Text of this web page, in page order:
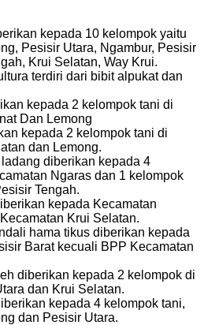
kepada 10 kelompok yaitu
Pesisir Utara, Ngambur, Pesisir
Krui Selatan, Way Krui.
terdiri dari bibit alpukat dan
kepada 2 kelompok tani di
Dan Lemong
kepada 2 kelompok tani di
dan Lemong.
diberikan kepada 4
Ngaras dan 1 kelompok
Tengah.
kepada Kecamatan
Krui Selatan.
hama tikus diberikan kepada
Barat kecuali BPP Kecamatan
diberikan kepada 2 kelompok di
dan Krui Selatan.
kepada 4 kelompok tani,
dan Pesisir Utara.